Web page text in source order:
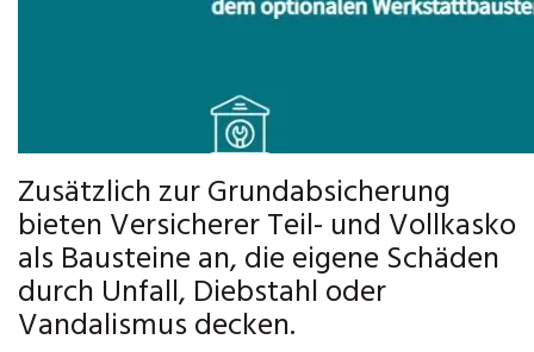
Zusätzlich zur Grundabsicherung
bieten Versicherer Teil- und Vollkasko
als Bausteine an, die eigene Schäden
durch Unfall, Diebstahl oder
Vandalismus decken.